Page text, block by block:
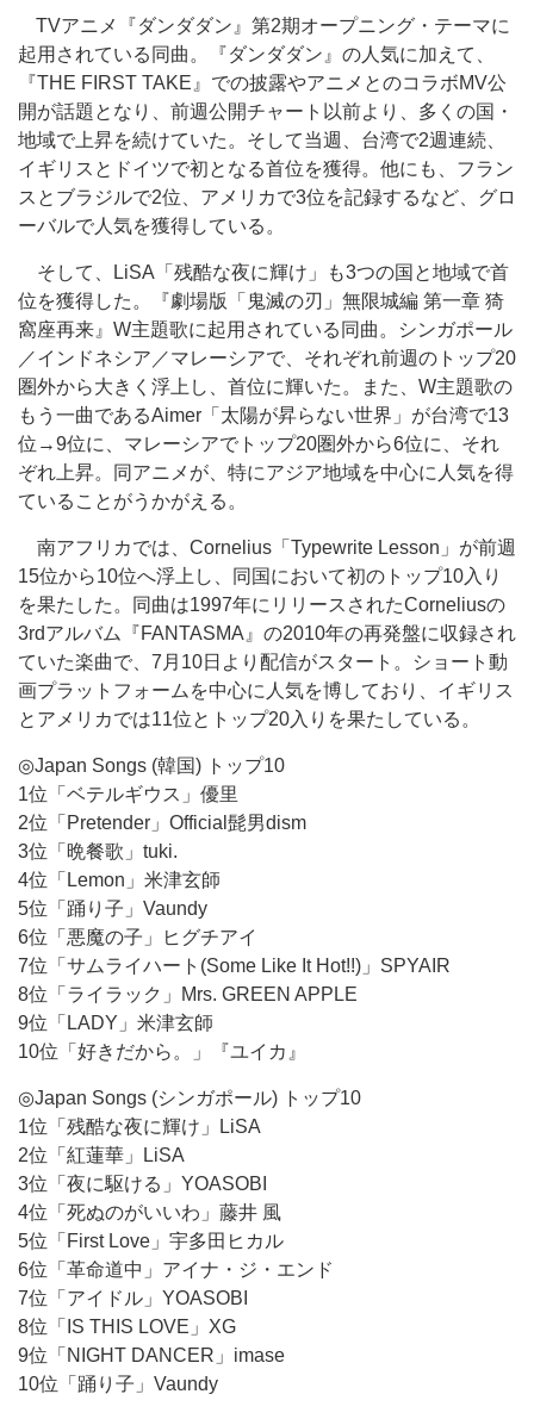
TVアニメ『ダンダダン』第2期オープニング・テーマに
起用されている同曲。『ダンダダン』の人気に加えて、
『THE FIRST TAKE』での披露やアニメとのコラボMV公
開が話題となり、前週公開チャート以前より、多くの国・
地域で上昇を続けていた。そして当週、台湾で2週連続、
イギリスとドイツで初となる首位を獲得。他にも、フラン
スとブラジルで2位、アメリカで3位を記録するなど、グロ
ーバルで人気を獲得している。
そして、LiSA「残酷な夜に輝け」も3つの国と地域で首
位を獲得した。『劇場版「鬼滅の刃」無限城編 第一章 猗
窩座再来』W主題歌に起用されている同曲。シンガポール
／インドネシア／マレーシアで、それぞれ前週のトップ20
圏外から大きく浮上し、首位に輝いた。また、W主題歌の
もう一曲であるAimer「太陽が昇らない世界」が台湾で13
位→9位に、マレーシアでトップ20圏外から6位に、それ
ぞれ上昇。同アニメが、特にアジア地域を中心に人気を得
ていることがうかがえる。
南アフリカでは、Cornelius「Typewrite Lesson」が前週
15位から10位へ浮上し、同国において初のトップ10入り
を果たした。同曲は1997年にリリースされたCorneliusの
3rdアルバム『FANTASMA』の2010年の再発盤に収録され
ていた楽曲で、7月10日より配信がスタート。ショート動
画プラットフォームを中心に人気を博しており、イギリス
とアメリカでは11位とトップ20入りを果たしている。
◎Japan Songs (韓国) トップ10
1位「ベテルギウス」優里
2位「Pretender」Official髭男dism
3位「晩餐歌」tuki.
4位「Lemon」米津玄師
5位「踊り子」Vaundy
6位「悪魔の子」ヒグチアイ
7位「サムライハート(Some Like It Hot!!)」SPYAIR
8位「ライラック」Mrs. GREEN APPLE
9位「LADY」米津玄師
10位「好きだから。」『ユイカ』
◎Japan Songs (シンガポール) トップ10
1位「残酷な夜に輝け」LiSA
2位「紅蓮華」LiSA
3位「夜に駆ける」YOASOBI
4位「死ぬのがいいわ」藤井 風
5位「First Love」宇多田ヒカル
6位「革命道中」アイナ・ジ・エンド
7位「アイドル」YOASOBI
8位「IS THIS LOVE」XG
9位「NIGHT DANCER」imase
10位「踊り子」Vaundy